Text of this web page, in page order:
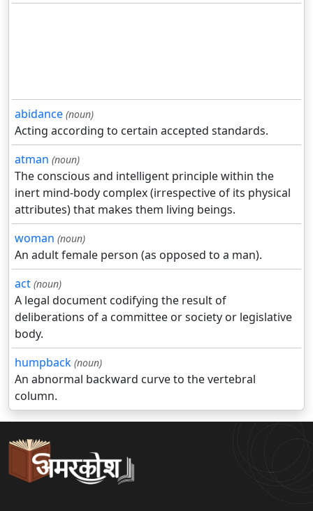
abidance (noun)
Acting according to certain accepted standards.
atman (noun)
The conscious and intelligent principle within the
inert mind-body complex (irrespective of its physical
attributes) that makes them living beings.
woman (noun)
An adult female person (as opposed to a man).
act (noun)
A legal document codifying the result of
deliberations of a committee or society or legislative
body.
humpback (noun)
An abnormal backward curve to the vertebral
column.